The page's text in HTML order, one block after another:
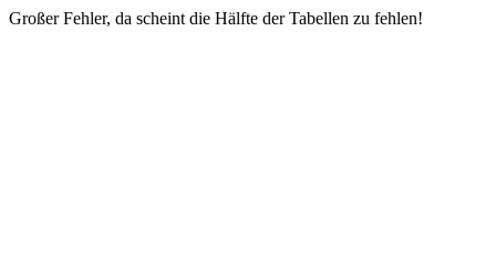
Großer Fehler, da scheint die Hälfte der Tabellen zu fehlen!